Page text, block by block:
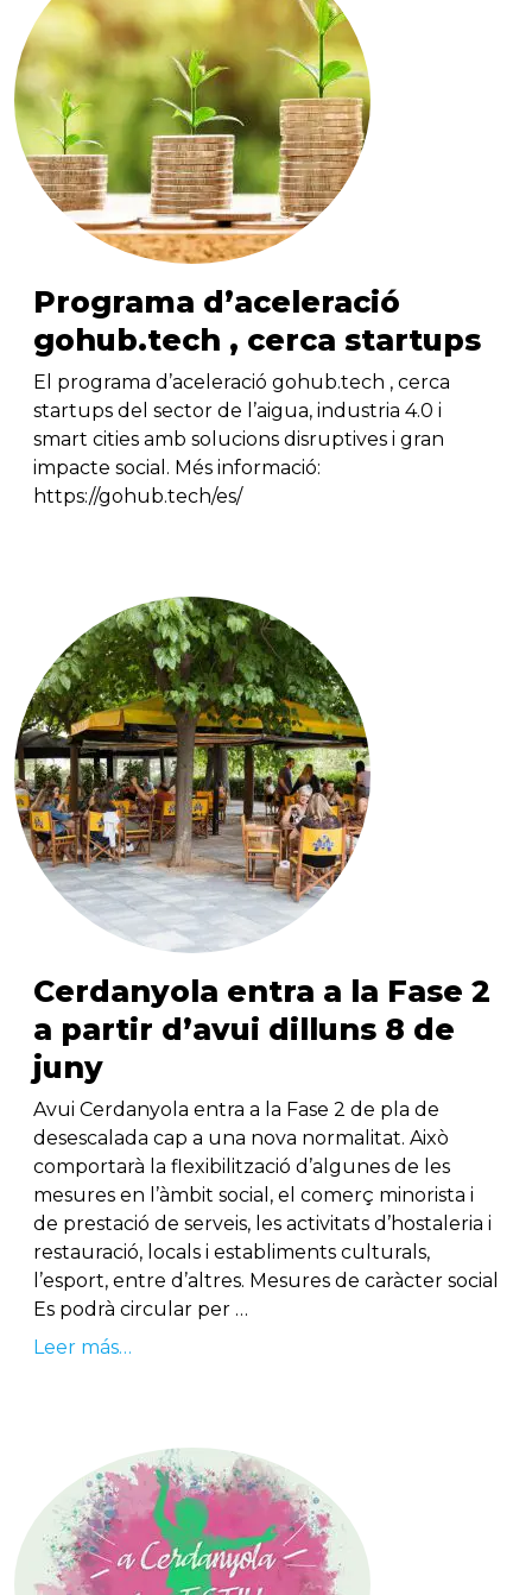
Programa d’aceleració
gohub.tech , cerca startups
El programa d’aceleració gohub.tech , cerca
startups del sector de l’aigua, industria 4.0 i
smart cities amb solucions disruptives i gran
impacte social. Més informació:
https://gohub.tech/es/
Cerdanyola entra a la Fase 2
a partir d’avui dilluns 8 de
juny
Avui Cerdanyola entra a la Fase 2 de pla de
desescalada cap a una nova normalitat. Això
comportarà la flexibilització d’algunes de les
mesures en l’àmbit social, el comerç minorista i
de prestació de serveis, les activitats d’hostaleria i
restauració, locals i establiments culturals,
l’esport, entre d’altres. Mesures de caràcter social
Es podrà circular per …
Leer más…